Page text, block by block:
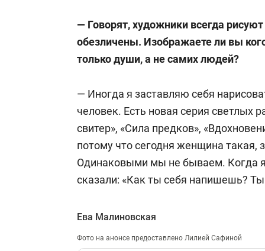
— Говорят, художники всегда
обезличены. Изображаете ли вы
только души, а не самих людей?
— Иногда я заставляю себя
человек. Есть новая серия светлых
свитер», «Сила предков»,
потому что сегодня женщина такая,
Одинаковыми мы не бываем. Когда я
сказали: «Как ты себя напишешь?
Ева Малиновская
Фото на анонсе предоставлено Лилией Сафиной